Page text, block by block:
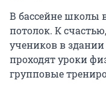
В бассейне школы
потолок. К
учеников в
проходят уроки
групповые